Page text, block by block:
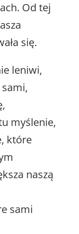
Od tej
się.
leniwi,
myślenie,
które
naszą
sami